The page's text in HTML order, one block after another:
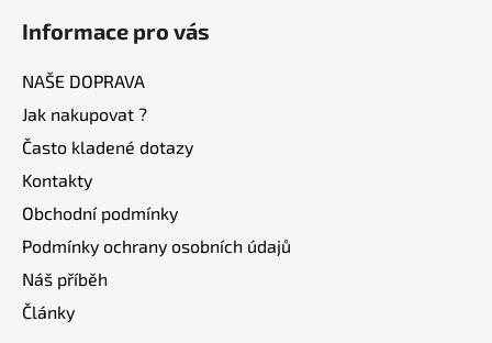
Informace pro vás
NAŠE DOPRAVA
Jak nakupovat ?
Často kladené dotazy
Kontakty
Obchodní podmínky
Podmínky ochrany osobních údajů
Náš příběh
Články